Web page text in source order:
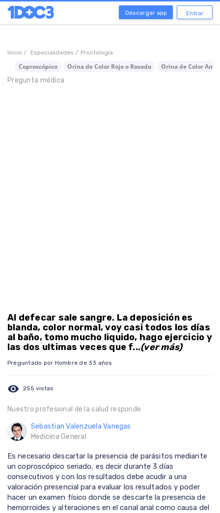
Descargar app Entrar
Inicio / Especialidades / Proctología
Coproscópico Orina de Color Rojo o Rosado
Orina de Color
Pregunta médica
Al defecar sale sangre. La deposición es
blanda, color normal, voy casi todos los días
al baño, tomo mucho liquido, hago ejercicio y
las dos ultimas veces que f...(ver más)
Preguntado por Hombre de 33 años
visibility 255 vistas
Nuestro profesional de la salud responde
Sebastian Valenzuela Vanegas
Medicina General
Es necesario descartar la presencia de parásitos mediante
un coproscópico seriado, es decir durante 3 días
consecutivos y con los resultados debe acudir a una
valoración presencial para evaluar los resultados y poder
hacer un examen físico donde se descarte la presencia de
hemorroides y alteraciones en el canal anal como causa del